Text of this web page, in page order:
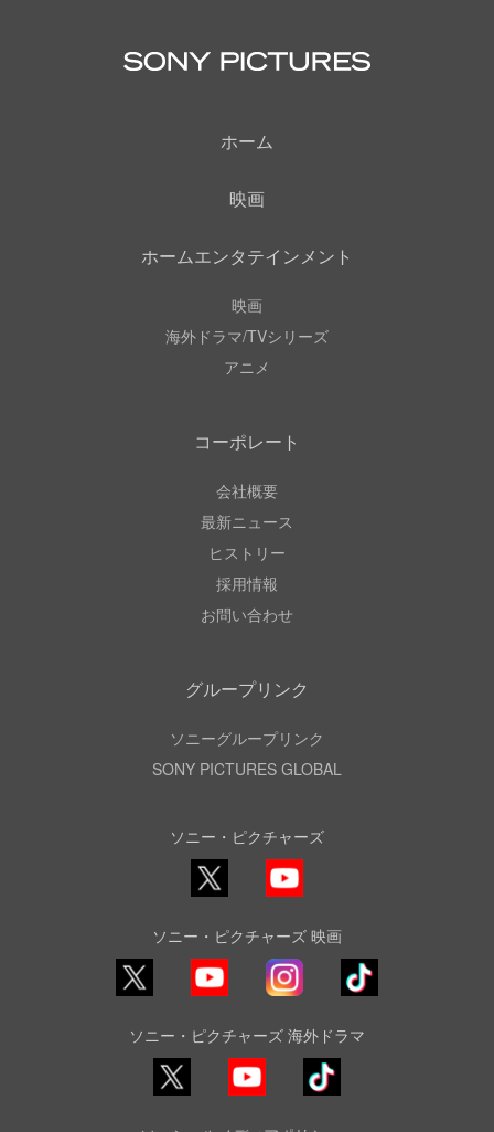
ホーム
映画
ホームエンタテインメント
映画
海外ドラマ/TVシリーズ
アニメ
コーポレート
会社概要
最新ニュース
ヒストリー
採用情報
お問い合わせ
グループリンク
ソニーグループリンク
SONY PICTURES GLOBAL
ソニー・ピクチャーズ
ソニー・ピクチャーズ 映画
ソニー・ピクチャーズ 海外ドラマ